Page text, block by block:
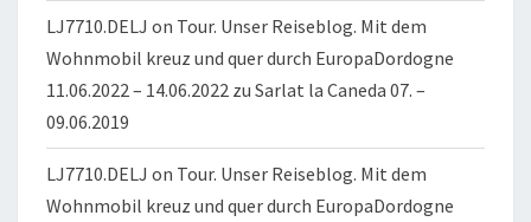
LJ7710.DELJ on Tour. Unser Reiseblog. Mit dem
Wohnmobil kreuz und quer durch EuropaDordogne
11.06.2022 – 14.06.2022 zu Sarlat la Caneda 07. –
09.06.2019
LJ7710.DELJ on Tour. Unser Reiseblog. Mit dem
Wohnmobil kreuz und quer durch EuropaDordogne